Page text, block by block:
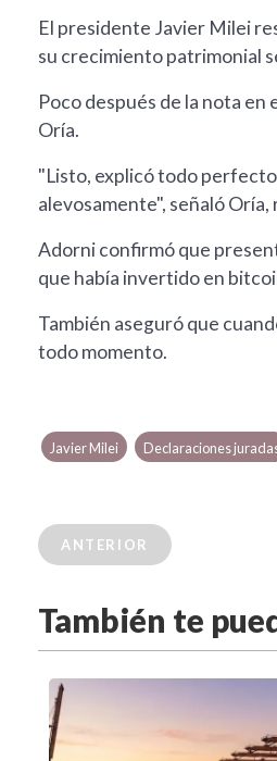
El presidente Javier Milei
su crecimiento patrimonial
Poco después de la nota
Oría.
"Listo, explicó todo
alevosamente", señaló
Adorni confirmó que
que había invertido en
También aseguró que
todo momento.
Javier Milei Declaraciones
ANTERIOR
También te